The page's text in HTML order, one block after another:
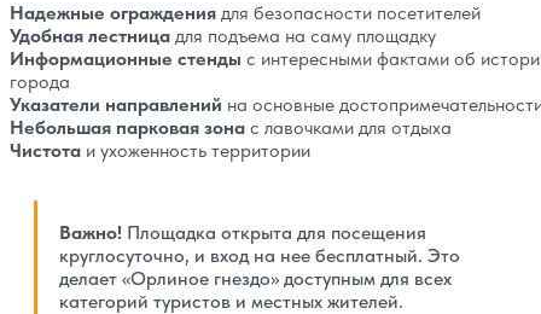
Надежные ограждения для безопасности посетителей
Удобная лестница для подъема на саму площадку
Информационные стенды с интересными фактами об
города
Указатели направлений на основные
Небольшая парковая зона с лавочками для отдыха
Чистота и ухоженность территории
Важно! Площадка открыта для посещения
круглосуточно, и вход на нее бесплатный. Это
делает «Орлиное гнездо» доступным для всех
категорий туристов и местных жителей.